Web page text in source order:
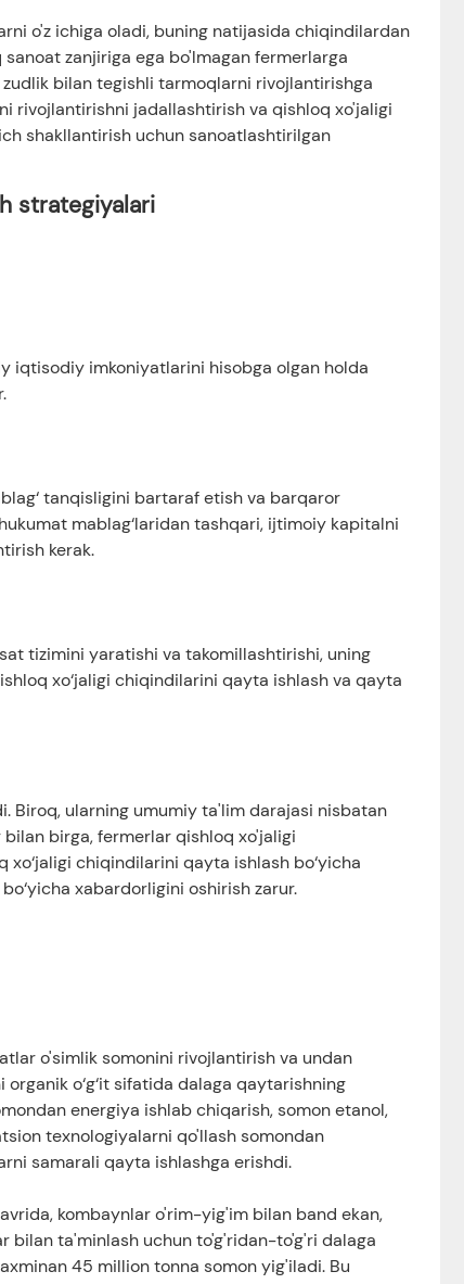
o'z ichiga oladi, buning natijasida chiqindilardan
zanjiriga ega bo'lmagan fermerlarga
bilan tegishli tarmoqlarni rivojlantirishga
rivojlantirishni jadallashtirish va qishloq xo'jaligi
shakllantirish uchun sanoatlashtirilgan
strategiyalari
iqtisodiy imkoniyatlarini hisobga olgan holda
tanqisligini bartaraf etish va barqaror
mablag‘laridan tashqari, ijtimoiy kapitalni
kerak.
tizimini yaratishi va takomillashtirishi, uning
xo‘jaligi chiqindilarini qayta ishlash va qayta
Biroq, ularning umumiy ta'lim darajasi nisbatan
birga, fermerlar qishloq xo'jaligi
chiqindilarini qayta ishlash bo‘yicha
xabardorligini oshirish zarur.
o'simlik somonini rivojlantirish va undan
o‘g‘it sifatida dalaga qaytarishning
energiya ishlab chiqarish, somon etanol,
texnologiyalarni qo'llash somondan
samarali qayta ishlashga erishdi.
kombaynlar o'rim-yig'im bilan band ekan,
bilan ta'minlash uchun to'g'ridan-to'g'ri dalaga
45 million tonna somon yig'iladi. Bu